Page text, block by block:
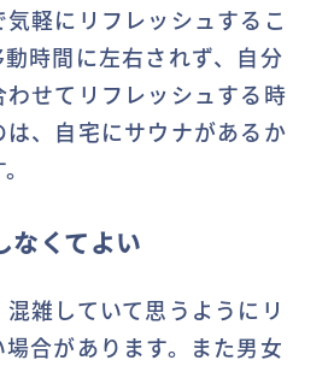
軽にリフレッシュするこ
時間に左右されず、自分
せてリフレッシュする時
、自宅にサウナがあるか
なくてよい
雑していて思うようにリ
合があります。また男女